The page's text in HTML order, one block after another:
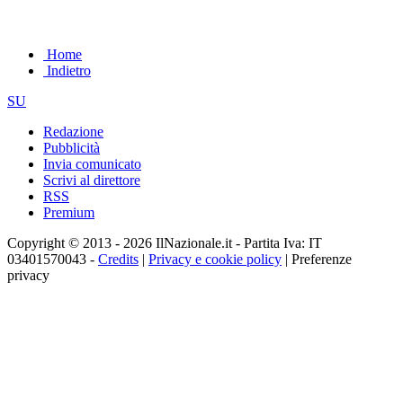
Home
Indietro
SU
Redazione
Pubblicità
Invia comunicato
Scrivi al direttore
RSS
Premium
Copyright © 2013 - 2026 IlNazionale.it - Partita Iva: IT
03401570043 - Credits | Privacy e cookie policy | Preferenze
privacy